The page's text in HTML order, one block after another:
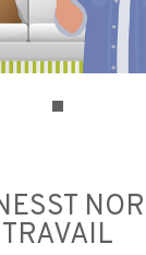
TRAVAIL